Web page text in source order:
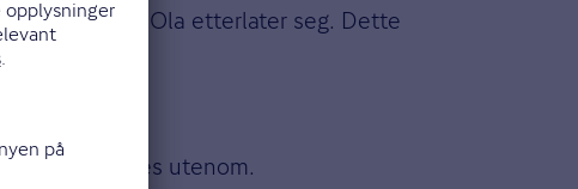
over alt Ola etterlater seg. Dette
holdes utenom.